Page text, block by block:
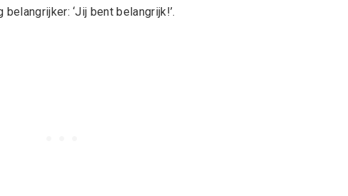
‘Jij bent belangrijk!’.